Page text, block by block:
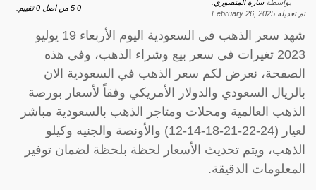
بواسطةسارة المنصوري
تم تعديله February 26, 2025
0
5 من اصل 0 تقييم.
شهد سعر الذهب في السعودية اليوم الأربعاء 19 يوليو
2023 تغيرات في سعر بيع وشراء الذهب، وفي هذه
الصفحة، نعرض لكم سعر الذهب في السعودية الان
بالريال السعودي والدولار الأمريكي وفقاً لأسعار بورصة
الذهب العالمية ومحلات ومتاجر الذهب بالسعودية مباشر
لعيار (24-22-21-18-14-12) والأونصة والجنيه وكيلو
الذهب، ويتم تحديث الأسعار لحظة بلحظة لضمان توفير
المعلومات الدقيقة.